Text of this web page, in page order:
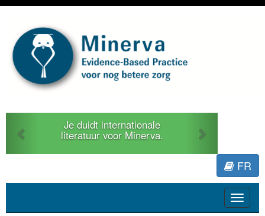
Je duidt internationale
literatuur voor Minerva.
FR
Toggle